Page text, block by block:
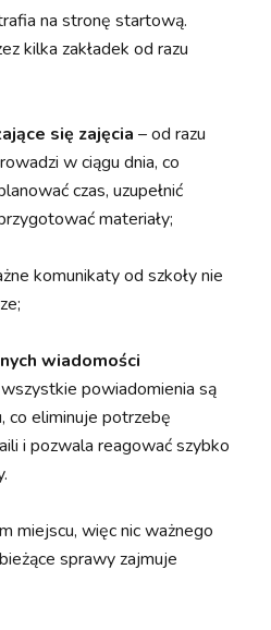
na stronę startową.
kilka zakładek od razu
się zajęcia – od razu
w ciągu dnia, co
czas, uzupełnić
materiały;
komunikaty od szkoły nie
wiadomości
powiadomienia są
co eliminuje potrzebę
i pozwala reagować szybko
miejscu, więc nic ważnego
sprawy zajmuje